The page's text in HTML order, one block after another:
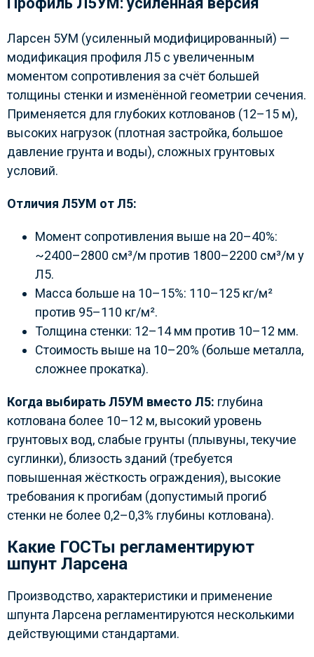
Ларсен 5УМ (усиленный модифицированный) —
модификация профиля Л5 с увеличенным
моментом сопротивления за счёт большей
толщины стенки и изменённой геометрии сечения.
Применяется для глубоких котлованов (12–15 м),
высоких нагрузок (плотная застройка, большое
давление грунта и воды), сложных грунтовых
условий.
Отличия Л5УМ от Л5:
Момент сопротивления выше на 20–40%:
~2400–2800 см³/м против 1800–2200 см³/м у
Л5.
Масса больше на 10–15%: 110–125 кг/м²
против 95–110 кг/м².
Толщина стенки: 12–14 мм против 10–12 мм.
Стоимость выше на 10–20% (больше металла,
сложнее прокатка).
Когда выбирать Л5УМ вместо Л5: глубина
котлована более 10–12 м, высокий уровень
грунтовых вод, слабые грунты (плывуны, текучие
суглинки), близость зданий (требуется
повышенная жёсткость ограждения), высокие
требования к прогибам (допустимый прогиб
стенки не более 0,2–0,3% глубины котлована).
Какие ГОСТы регламентируют
шпунт Ларсена
Производство, характеристики и применение
шпунта Ларсена регламентируются несколькими
действующими стандартами.